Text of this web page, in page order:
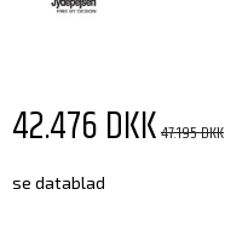
42.476 DKK47.195 DKK
se datablad